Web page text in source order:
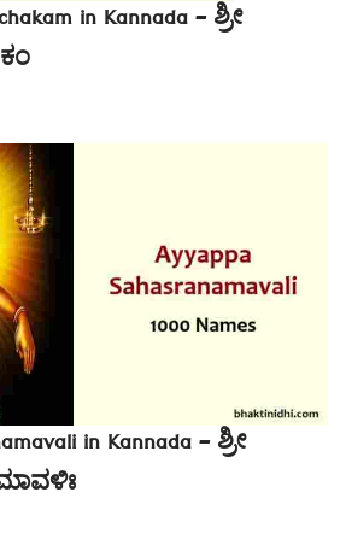
in Kannada – ಶ್ರೀ
in Kannada – ಶ್ರೀ